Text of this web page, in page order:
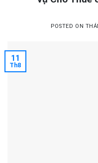
POSTED ON
11
Th8